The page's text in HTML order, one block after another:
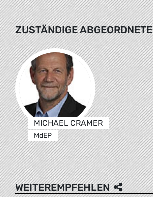
ZUSTÄNDIGE ABGEORDNETE
MICHAEL CRAMER
MdEP
WEITEREMPFEHLEN